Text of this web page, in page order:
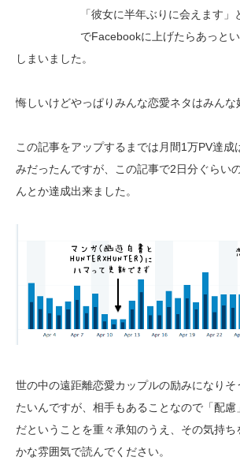
「彼女に半年ぶりに会えます」
でFacebookに上げたらあっと
しまいました。
悔しいけどやっぱりみんな恋愛ネタはみんな
この記事をアップするまでは月間1万PV達成
みだったんですが、この記事で2日分ぐらい
んとか達成出来ました。
世の中の遠距離恋愛カップルの励みになりそ
たいんですが、相手もあることなので「配
だということを重々承知のうえ、その気持
かな雰囲気で読んでください。